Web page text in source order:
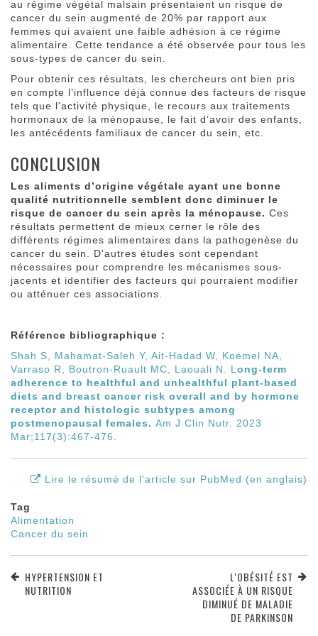
au régime végétal malsain présentaient un risque de
cancer du sein augmenté de 20% par rapport aux
femmes qui avaient une faible adhésion à ce régime
alimentaire. Cette tendance a été observée pour tous les
sous-types de cancer du sein.
Pour obtenir ces résultats, les chercheurs ont bien pris
en compte l’influence déjà connue des facteurs de risque
tels que l'activité physique, le recours aux traitements
hormonaux de la ménopause, le fait d’avoir des enfants,
les antécédents familiaux de cancer du sein, etc.
CONCLUSION
Les aliments d’origine végétale ayant une bonne
qualité nutritionnelle semblent donc diminuer le
risque de cancer du sein après la ménopause. Ces
résultats permettent de mieux cerner le rôle des
différents régimes alimentaires dans la pathogenèse du
cancer du sein. D'autres études sont cependant
nécessaires pour comprendre les mécanismes sous-
jacents et identifier des facteurs qui pourraient modifier
ou atténuer ces associations.
Référence bibliographique :
Shah S, Mahamat-Saleh Y, Ait-Hadad W, Koemel NA,
Varraso R, Boutron-Ruault MC, Laouali N. Long-term
adherence to healthful and unhealthful plant-based
diets and breast cancer risk overall and by hormone
receptor and histologic subtypes among
postmenopausal females. Am J Clin Nutr. 2023
Mar;117(3):467-476.
Lire le résumé de l'article sur PubMed (en anglais)
Tag
Alimentation
Cancer du sein
HYPERTENSION ET
NUTRITION
L'OBÉSITÉ EST
ASSOCIÉE À UN RISQUE
DIMINUÉ DE MALADIE
DE PARKINSON